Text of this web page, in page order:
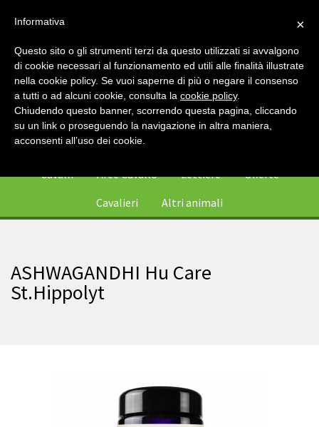
0
Cavalli Aree Cavallo Lettiere
Offerte
Cavalieri
Altri animali
ASHWAGANDHI Hu Care
St.Hippolyt
×
Informativa
Questo sito o gli strumenti terzi da questo utilizzati si avvalgono
di cookie necessari al funzionamento ed utili alle finalità illustrate
nella cookie policy. Se vuoi saperne di più o negare il consenso
a tutti o ad alcuni cookie, consulta la cookie policy.
Chiudendo questo banner, scorrendo questa pagina, cliccando
su un link o proseguendo la navigazione in altra maniera,
acconsenti all’uso dei cookie.